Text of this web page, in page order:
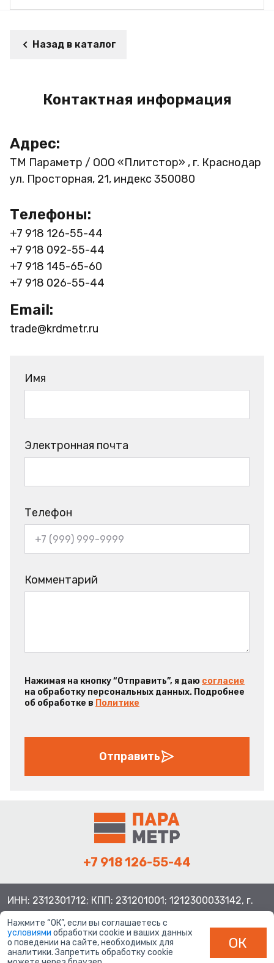
Назад в каталог
Контактная информация
Адрес:
ТМ Параметр / ООО «Плитстор» , г. Краснодар
ул. Просторная, 21, индекс 350080
Телефоны:
+7 918 126-55-44
+7 918 092-55-44
+7 918 145-65-60
+7 918 026-55-44
Email:
trade@krdmetr.ru
Имя
Электронная почта
Телефон
Комментарий
Нажимая на кнопку “Отправить”, я даю согласие
на обработку персональных данных. Подробнее
об обработке в Политике
Отправить
+7 918 126-55-44
ИНН: 2312301712; КПП: 231201001; 1212300033142, г.
Нажмите “ОК”, если вы соглашаетесь с
условиями обработки cookie и ваших данных
о поведении на сайте, необходимых для
аналитики. Запретить обработку cookie
ОК